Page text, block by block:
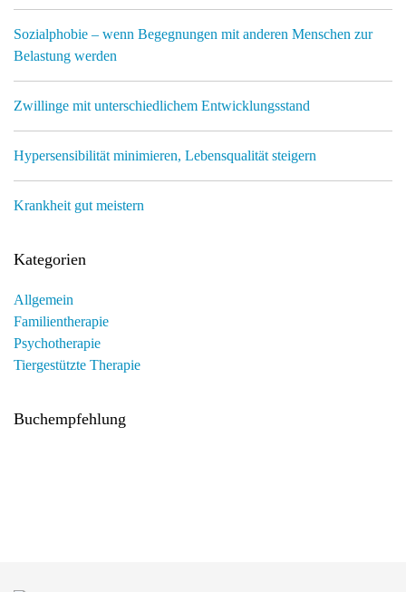
Sozialphobie – wenn Begegnungen mit anderen Menschen zur
Belastung werden
Zwillinge mit unterschiedlichem Entwicklungsstand
Hypersensibilität minimieren, Lebensqualität steigern
Krankheit gut meistern
Kategorien
Allgemein
Familientherapie
Psychotherapie
Tiergestützte Therapie
Buchempfehlung